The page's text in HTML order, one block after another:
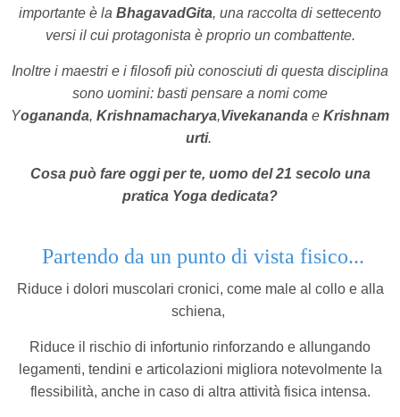
importante è la BhagavadGita, una raccolta di settecento
versi il cui protagonista è proprio un combattente.
Inoltre i maestri e i filosofi più conosciuti di questa disciplina
sono uomini: basti pensare a nomi come
Yogananda, Krishnamacharya,Vivekananda e Krishnam
urti.
Cosa può fare oggi per te, uomo del 21 secolo una
pratica Yoga dedicata?
Partendo da un punto di vista fisico...
Riduce i dolori muscolari cronici, come male al collo e alla
schiena,
Riduce il rischio di infortunio rinforzando e allungando
legamenti, tendini e articolazioni migliora notevolmente la
flessibilità, anche in caso di altra attività fisica intensa.